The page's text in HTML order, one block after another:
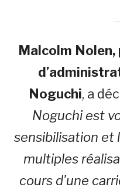
Malcolm
Noguchi, a
Noguchi est
sensibilisation et
multiples
cours d’une